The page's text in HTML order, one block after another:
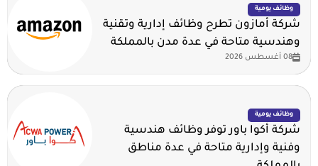
وظائف يومية
شركة أمازون تطرح وظائف إدارية وتقنية
وهندسية متاحة في عدة مدن بالمملكة
08 أغسطس 2026
وظائف يومية
شركة أكوا باور توفر وظائف هندسية
وفنية وإدارية متاحة في عدة مناطق